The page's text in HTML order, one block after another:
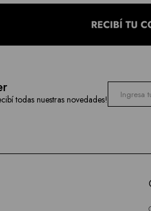
todas nuestras novedades!